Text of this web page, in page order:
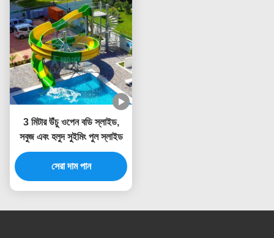
3 মিটার উঁচু ওপেন বডি স্লাইড,
সবুজ এবং হলুদ সুইমিং পুল স্লাইড
সেরা দাম পান